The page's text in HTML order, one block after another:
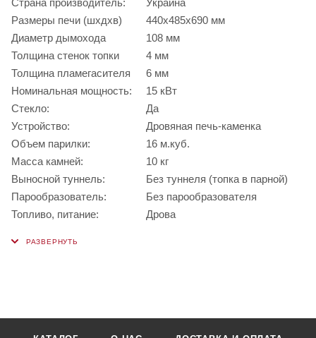
Страна производитель:
Украина
Размеры печи (шхдхв)
440х485х690 мм
Диаметр дымохода
108 мм
Толщина стенок топки
4 мм
Толщина пламегасителя
6 мм
Номинальная мощность:
15 кВт
Стекло:
Да
Устройство:
Дровяная печь-каменка
Объем парилки:
16 м.куб.
Масса камней:
10 кг
Выносной туннель:
Без туннеля (топка в парной)
Парообразователь:
Без парообразователя
Топливо, питание:
Дрова